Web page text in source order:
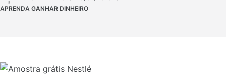
APRENDA GANHAR DINHEIRO